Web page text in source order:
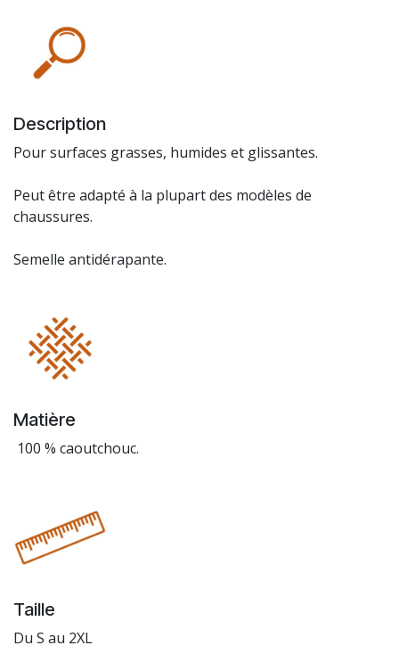
Description
Pour surfaces grasses, humides et glissantes.
Peut être adapté à la plupart des modèles de
chaussures.
Semelle antidérapante.
Matière
100 % caoutchouc.
Taille
Du S au 2XL